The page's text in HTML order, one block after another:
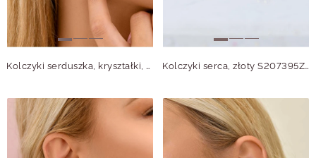
Kolczyki serduszka, kryształki, złoty S207749Z02 Kolczyki serca, złoty S207395Z00